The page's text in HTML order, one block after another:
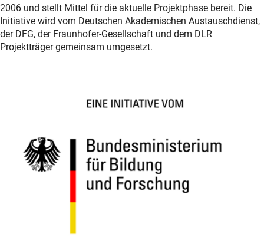
2006 und stellt Mittel für die aktuelle Projektphase bereit. Die
Initiative wird vom Deutschen Akademischen Austauschdienst,
der DFG, der Fraunhofer-Gesellschaft und dem DLR
Projektträger gemeinsam umgesetzt.